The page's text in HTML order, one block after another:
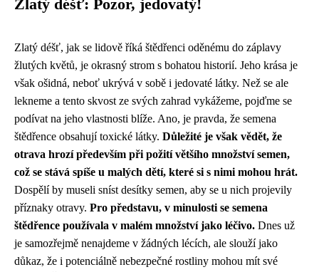
Zlatý déšť: Pozor, jedovatý!
Zlatý déšť, jak se lidově říká štědřenci oděnému do záplavy
žlutých květů, je okrasný strom s bohatou historií. Jeho krása je
však ošidná, neboť ukrývá v sobě i jedovaté látky. Než se ale
lekneme a tento skvost ze svých zahrad vykážeme, pojďme se
podívat na jeho vlastnosti blíže. Ano, je pravda, že semena
štědřence obsahují toxické látky. Důležité je však vědět, že
otrava hrozí především při požití většího množství semen,
což se stává spíše u malých dětí, které si s nimi mohou hrát.
Dospělí by museli sníst desítky semen, aby se u nich projevily
příznaky otravy. Pro představu, v minulosti se semena
štědřence používala v malém množství jako léčivo. Dnes už
je samozřejmě nenajdeme v žádných lécích, ale slouží jako
důkaz, že i potenciálně nebezpečné rostliny mohou mít své